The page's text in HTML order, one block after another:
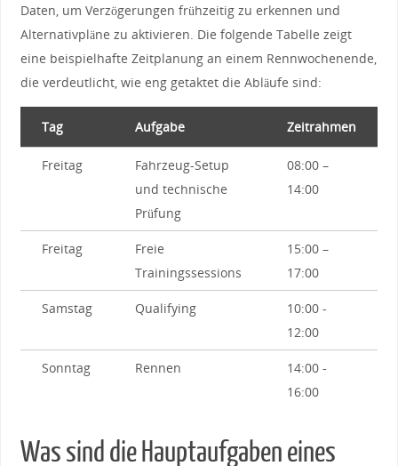
Daten, um Verzögerungen frühzeitig zu erkennen‌ und
Alternativpläne zu aktivieren. Die folgende ​Tabelle zeigt‌
eine⁣ beispielhafte ⁣Zeitplanung an einem Rennwochenende,
die​ verdeutlicht,​ wie eng getaktet die Abläufe ​sind:
Tag Aufgabe Zeitrahmen
Freitag
Fahrzeug-Setup
und technische
Prüfung
08:00 –
14:00
Freitag
Freie
Trainingssessions
15:00 –
⁢17:00
Samstag Qualifying
10:00 ⁣-
12:00
Sonntag Rennen
14:00 -⁤
16:00
Was sind‌ die Hauptaufgaben eines